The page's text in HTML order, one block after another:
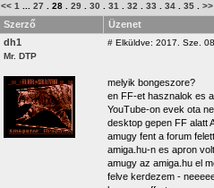
<< 1 27 28 29 30 31 32 33 34 35 >>
Szerző
Üzenet
dh1
Mr. DTP
# Elküldve: 2017. Sze.
melyik bongeszore?
en FF-et hasznalok es
YouTube-on evek ota
desktop gepen FF alatt
amugy fent a forum
amiga.hu-n es apron
amugy az amiga.hu el
felve kerdezem -